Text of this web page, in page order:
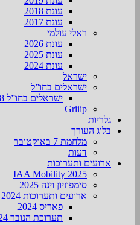
עונת 2018
עונת 2017
ראלי עולמי
עונת 2026
עונת 2025
עונת 2024
ישראל
ישראלים בחו”ל
ישראלים בחו”ל 2018
Griiip
גלריות
בלוג העורך
מלחמת 7 באוקטובר
דעות
ארועים ותערוכות
2025 IAA Mobility
סימפוזיון וינה 2025
ארועים ותערוכות 2024
פאריס 2024
תערוכת הנובר IAA 2024